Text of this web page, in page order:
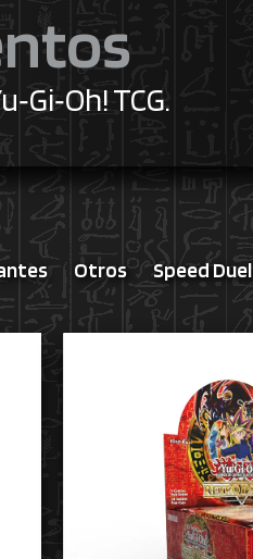
TCG.
Otros Speed Duel